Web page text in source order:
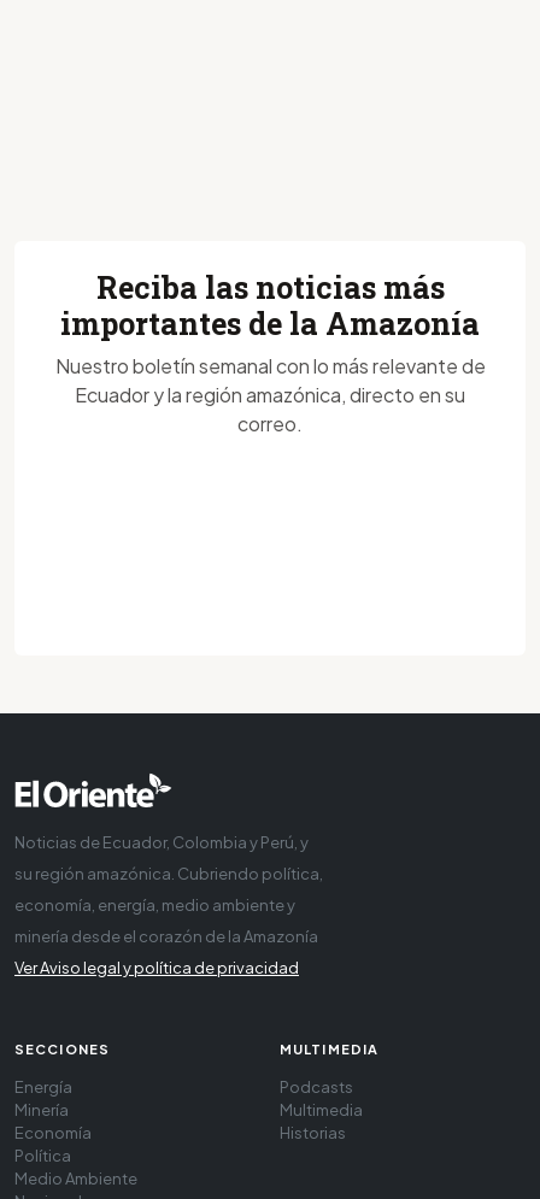
Reciba las noticias más
importantes de la Amazonía
Nuestro boletín semanal con lo más relevante de
Ecuador y la región amazónica, directo en su
correo.
Noticias de Ecuador, Colombia y Perú, y
su región amazónica. Cubriendo política,
economía, energía, medio ambiente y
minería desde el corazón de la Amazonía
Ver Aviso legal y política de privacidad
SECCIONES
Energía
Minería
Economía
Política
Medio Ambiente
MULTIMEDIA
Podcasts
Multimedia
Historias